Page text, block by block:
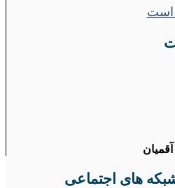
است
های اجتماعی